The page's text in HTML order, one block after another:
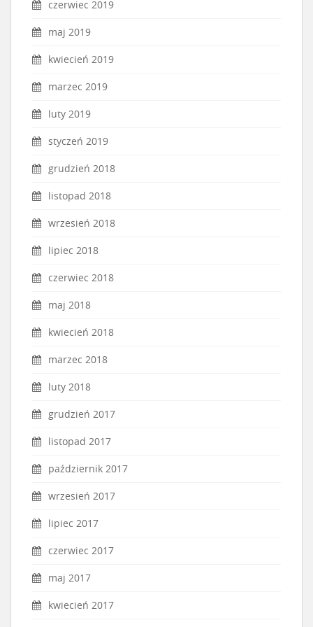
czerwiec 2019
maj 2019
kwiecień 2019
marzec 2019
luty 2019
styczeń 2019
grudzień 2018
listopad 2018
wrzesień 2018
lipiec 2018
czerwiec 2018
maj 2018
kwiecień 2018
marzec 2018
luty 2018
grudzień 2017
listopad 2017
październik 2017
wrzesień 2017
lipiec 2017
czerwiec 2017
maj 2017
kwiecień 2017